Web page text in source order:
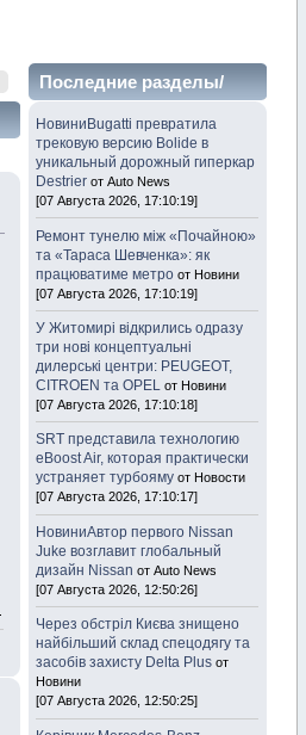
Последние разделы/
темы
НовиниBugatti превратила
трековую версию Bolide в
уникальный дорожный гиперкар
Destrier от Auto News
[07 Августа 2026, 17:10:19]
Ремонт тунелю між «Почайною»
та «Тараса Шевченка»: як
працюватиме метро от Новини
[07 Августа 2026, 17:10:19]
У Житомирі відкрились одразу
три нові концептуальні
дилерські центри: PEUGEOT,
CITROEN та OPEL от Новини
[07 Августа 2026, 17:10:18]
SRT представила технологию
eBoost Air, которая практически
устраняет турбояму от Новости
[07 Августа 2026, 17:10:17]
НовиниАвтор первого Nissan
Juke возглавит глобальный
дизайн Nissan от Auto News
[07 Августа 2026, 12:50:26]
Через обстріл Києва знищено
найбільший склад спецодягу та
засобів захисту Delta Plus от
Новини
[07 Августа 2026, 12:50:25]